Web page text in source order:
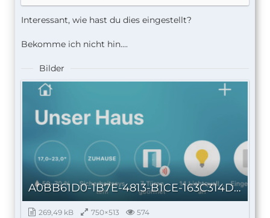
Interessant, wie hast du dies eingestellt?
Bekomme ich nicht hin....
Bilder
A0BB61D0-1B7E-4813-B1CE-163C314D142B.jpeg
269,49 kB 750×513 574